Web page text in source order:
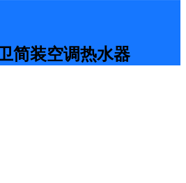
简装空调热水器